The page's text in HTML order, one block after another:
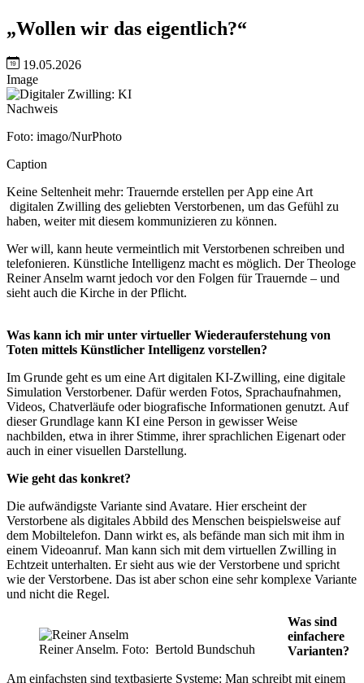
„Wollen wir das eigentlich?“
19.05.2026
Image
Nachweis
Foto: imago/NurPhoto
Caption
Keine Seltenheit mehr: Trauernde erstellen per App eine Art
digitalen Zwilling des geliebten Verstorbenen, um das Gefühl zu
haben, weiter mit diesem kommunizieren zu können.
Wer will, kann heute vermeintlich mit Verstorbenen schreiben und
telefonieren. Künstliche Intelligenz macht es möglich. Der Theologe
Reiner Anselm warnt jedoch vor den Folgen für Trauernde – und
sieht auch die Kirche in der Pflicht.
Was kann ich mir unter virtueller Wiederauferstehung von
Toten mittels Künstlicher Intelligenz vorstellen?
Im Grunde geht es um eine Art digitalen KI-Zwilling, eine digitale
Simulation Verstorbener. Dafür werden Fotos, Sprachaufnahmen,
Videos, Chatverläufe oder biografische Informationen genutzt. Auf
dieser Grundlage kann KI eine Person in gewisser Weise
nachbilden, etwa in ihrer Stimme, ihrer sprachlichen Eigenart oder
auch in einer visuellen Darstellung.
Wie geht das konkret?
Die aufwändigste Variante sind Avatare. Hier erscheint der
Verstorbene als digitales Abbild des Menschen beispielsweise auf
dem Mobiltelefon. Dann wirkt es, als befände man sich mit ihm in
einem Videoanruf. Man kann sich mit dem virtuellen Zwilling in
Echtzeit unterhalten. Er sieht aus wie der Verstorbene und spricht
wie der Verstorbene. Das ist aber schon eine sehr komplexe Variante
und nicht die Regel.
Reiner Anselm. Foto: Bertold Bundschuh
Was sind
einfachere
Varianten?
Am einfachsten sind textbasierte Systeme: Man schreibt mit einem